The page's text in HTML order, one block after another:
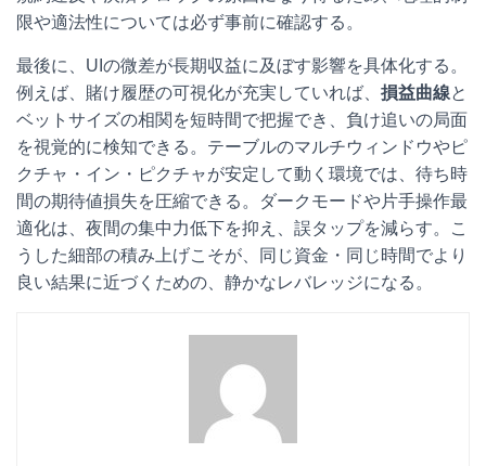
限や適法性については必ず事前に確認する。
最後に、UIの微差が長期収益に及ぼす影響を具体化する。
例えば、賭け履歴の可視化が充実していれば、 損益曲線と
ベットサイズの相関を短時間で把握でき、負け追いの局面
を視覚的に検知できる。テーブルのマルチウィンドウやピ
クチャ・イン・ピクチャが安定して動く環境では、待ち時
間の期待値損失を圧縮できる。ダークモードや片手操作最
適化は、夜間の集中力低下を抑え、誤タップを減らす。こ
うした細部の積み上げこそが、同じ資金・同じ時間でより
良い結果に近づくための、静かなレバレッジになる。